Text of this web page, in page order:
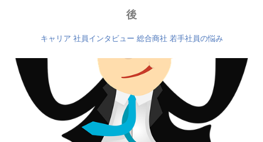
後
キャリア 社員インタビュー 総合商社 若手社員の悩み